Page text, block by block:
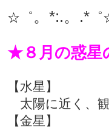
☆゜ 。*:.。.* ゜
★８月の惑星
【水星】
太陽に近く、
【金星】